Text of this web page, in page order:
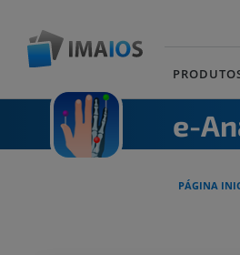
e-
PÁGINA